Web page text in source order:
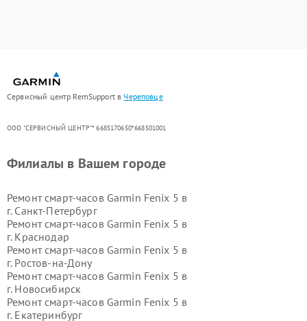
Сервисный центр RemSupport вЧереповце
ООО "СЕРВИСНЫЙ ЦЕНТР"* 6685170650*668501001
Филиалы в Вашем городе
Ремонт смарт-часов Garmin Fenix 5 в
г. Санкт-Петербург
Ремонт смарт-часов Garmin Fenix 5 в
г. Краснодар
Ремонт смарт-часов Garmin Fenix 5 в
г. Ростов-на-Дону
Ремонт смарт-часов Garmin Fenix 5 в
г. Новосибирск
Ремонт смарт-часов Garmin Fenix 5 в
г. Екатеринбург